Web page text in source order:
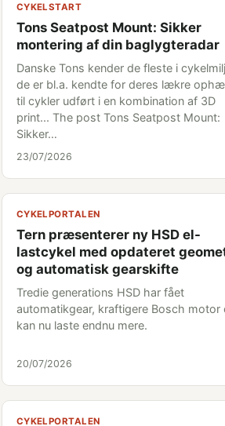
CYKELSTART
Tons Seatpost Mount: Sikker
montering af din baglygteradar
Danske Tons kender de fleste i
de er bl.a. kendte for deres lækre
til cykler udført i en kombination af 3D
print... The post Tons Seatpost Mount:
Sikker…
23/07/2026
CYKELPORTALEN
Tern præsenterer ny HSD el-
lastcykel med opdateret
og automatisk gearskifte
Tredie generations HSD har fået
automatikgear, kraftigere Bosch motor
kan nu laste endnu mere.
20/07/2026
CYKELPORTALEN